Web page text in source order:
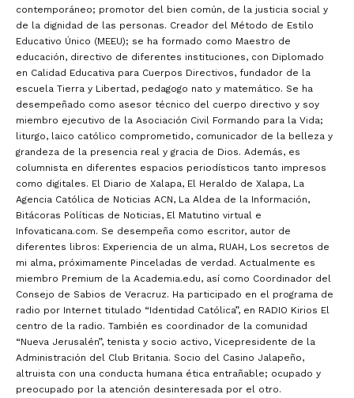
contemporáneo; promotor del bien común, de la justicia social y
de la dignidad de las personas. Creador del Método de Estilo
Educativo Único (MEEU); se ha formado como Maestro de
educación, directivo de diferentes instituciones, con Diplomado
en Calidad Educativa para Cuerpos Directivos, fundador de la
escuela Tierra y Libertad, pedagogo nato y matemático. Se ha
desempeñado como asesor técnico del cuerpo directivo y soy
miembro ejecutivo de la Asociación Civil Formando para la Vida;
liturgo, laico católico comprometido, comunicador de la belleza y
grandeza de la presencia real y gracia de Dios. Además, es
columnista en diferentes espacios periodísticos tanto impresos
como digitales. El Diario de Xalapa, El Heraldo de Xalapa, La
Agencia Católica de Noticias ACN, La Aldea de la Información,
Bitácoras Políticas de Noticias, El Matutino virtual e
Infovaticana.com. Se desempeña como escritor, autor de
diferentes libros: Experiencia de un alma, RUAH, Los secretos de
mi alma, próximamente Pinceladas de verdad. Actualmente es
miembro Premium de la Academia.edu, así como Coordinador del
Consejo de Sabios de Veracruz. Ha participado en el programa de
radio por Internet titulado “Identidad Católica”, en RADIO Kirios El
centro de la radio. También es coordinador de la comunidad
“Nueva Jerusalén”, tenista y socio activo, Vicepresidente de la
Administración del Club Britania. Socio del Casino Jalapeño,
altruista con una conducta humana ética entrañable; ocupado y
preocupado por la atención desinteresada por el otro.